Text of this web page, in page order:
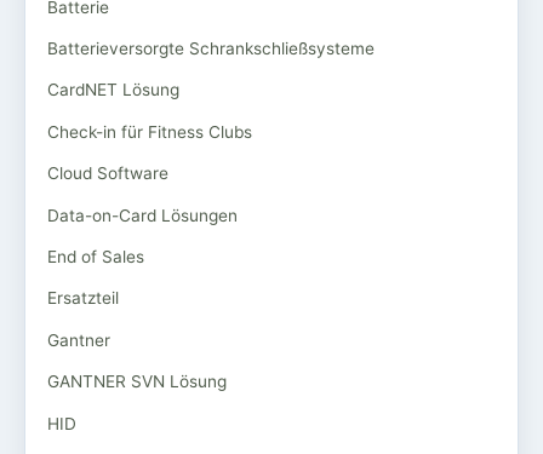
Batterie
Batterieversorgte Schrankschließsysteme
CardNET Lösung
Check-in für Fitness Clubs
Cloud Software
Data-on-Card Lösungen
End of Sales
Ersatzteil
Gantner
GANTNER SVN Lösung
HID